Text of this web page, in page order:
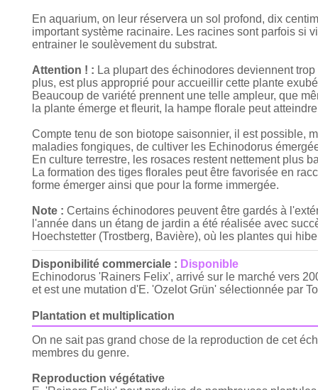
En aquarium, on leur réservera un sol profond, dix
important système racinaire. Les racines sont parfois si
entrainer le soulèvement du substrat.
Attention ! : La plupart des échinodores deviennent
plus, est plus approprié pour accueillir cette plante
Beaucoup de variété prennent une telle ampleur, que
la plante émerge et fleurit, la hampe florale peut
Compte tenu de son biotope saisonnier, il est possible,
maladies fongiques, de cultiver les Echinodorus
En culture terrestre, les rosaces restent nettement plus
La formation des tiges florales peut être favorisée en
forme émerger ainsi que pour la forme immergée.
Note : Certains échinodores peuvent être gardés à
l'année dans un étang de jardin a été réalisée avec
Hoechstetter (Trostberg, Bavière), où les plantes qui
Disponibilité commerciale : Disponible
Echinodorus 'Rainers Felix', arrivé sur le marché vers
et est une mutation d'E. 'Ozelot Grün' sélectionnée par
Plantation et multiplication
On ne sait pas grand chose de la reproduction de cet
membres du genre.
Reproduction végétative